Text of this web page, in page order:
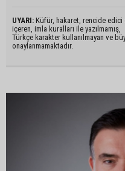
UYARI: Küfür, hakaret, rencide edici
içeren, imla kuralları ile yazılmamış,
Türkçe karakter kullanılmayan ve
onaylanmamaktadır.